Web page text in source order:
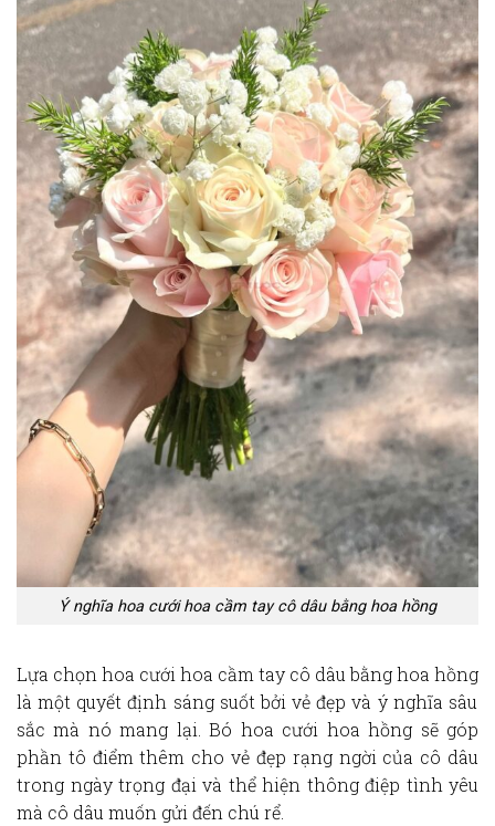
Ý nghĩa hoa cưới hoa cầm tay cô dâu bằng hoa hồng
Lựa chọnhoa cưới hoa cầm tay cô dâu bằng hoa hồng
là một quyết định sáng suốt bởi vẻ đẹp và ý nghĩa sâu
sắc mà nó mang lại.Bó hoa cưới hoa hồng sẽ góp
phần tô điểm thêm cho vẻ đẹp rạng ngời của cô dâu
trong ngày trọng đại và thể hiện thông điệp tình yêu
mà cô dâu muốn gửi đến chú rể.